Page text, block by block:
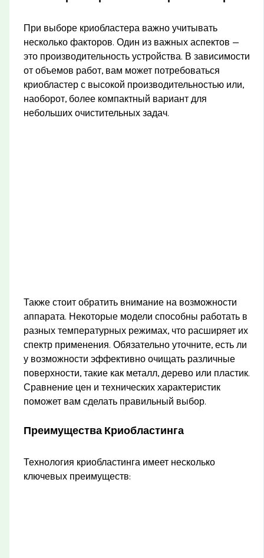
При выборе криобластера важно учитывать
несколько факторов. Один из важных аспектов —
это производительность устройства. В зависимости
от объемов работ, вам может потребоваться
криобластер с высокой производительностью или,
наоборот, более компактный вариант для
небольших очистительных задач.
Также стоит обратить внимание на возможности
аппарата. Некоторые модели способны работать в
разных температурных режимах, что расширяет их
спектр применения. Обязательно уточните, есть ли
у возможности эффективно очищать различные
поверхности, такие как металл, дерево или пластик.
Сравнение цен и технических характеристик
поможет вам сделать правильный выбор.
Преимущества Криобластинга
Технология криобластинга имеет несколько
ключевых преимуществ: